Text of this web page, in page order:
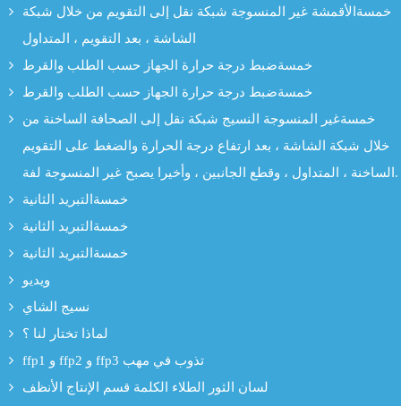
خمسةالأقمشة غير المنسوجة شبكة نقل إلى التقويم من خلال شبكة
الشاشة ، بعد التقويم ، المتداول
خمسةضبط درجة حرارة الجهاز حسب الطلب والقرط
خمسةضبط درجة حرارة الجهاز حسب الطلب والقرط
خمسةغير المنسوجة النسيج شبكة نقل إلى الصحافة الساخنة من
خلال شبكة الشاشة ، بعد ارتفاع درجة الحرارة والضغط على التقويم
الساخنة ، المتداول ، وقطع الجانبين ، وأخيرا يصبح غير المنسوجة لفة.
خمسةالتبريد الثانية
خمسةالتبريد الثانية
خمسةالتبريد الثانية
ويديو
نسيج الشاي
لماذا تختار لنا ؟
ffp1 و ffp2 و ffp3 تذوب في مهب
لسان الثور الطلاء الكلمة قسم الإنتاج الأنظف